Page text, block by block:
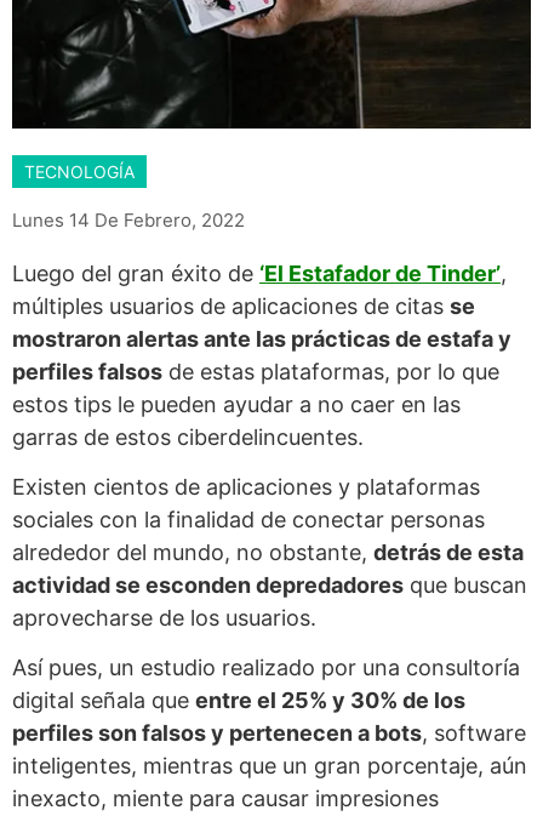
TECNOLOGÍA
Lunes 14 De Febrero, 2022
Luego del gran éxito de ‘El Estafador de Tinder’,
múltiples usuarios de aplicaciones de citas se
mostraron alertas ante las prácticas de estafa y
perfiles falsos de estas plataformas, por lo que
estos tips le pueden ayudar a no caer en las
garras de estos ciberdelincuentes.
Existen cientos de aplicaciones y plataformas
sociales con la finalidad de conectar personas
alrededor del mundo, no obstante, detrás de esta
actividad se esconden depredadores que buscan
aprovecharse de los usuarios.
Así pues, un estudio realizado por una consultoría
digital señala que entre el 25% y 30% de los
perfiles son falsos y pertenecen a bots, software
inteligentes, mientras que un gran porcentaje, aún
inexacto, miente para causar impresiones